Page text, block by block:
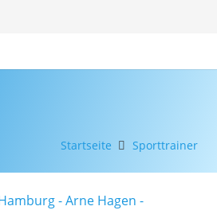
Startseite Sporttrainer